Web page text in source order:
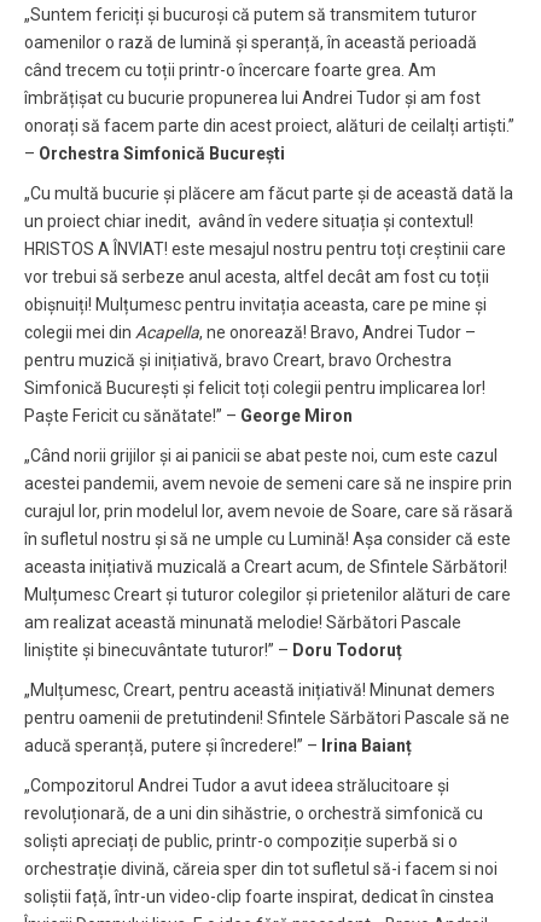
„Suntem fericiți și bucuroși că putem să transmitem tuturor
oamenilor o rază de lumină și speranță, în această perioadă
când trecem cu toții printr-o încercare foarte grea. Am
îmbrățișat cu bucurie propunerea lui Andrei Tudor și am fost
onorați să facem parte din acest proiect, alături de ceilalți artiști.”
– Orchestra Simfonică București
„Cu multă bucurie și plăcere am făcut parte și de această dată la
un proiect chiar inedit, având în vedere situația și contextul!
HRISTOS A ÎNVIAT! este mesajul nostru pentru toți creștinii care
vor trebui să serbeze anul acesta, altfel decât am fost cu toții
obișnuiți! Mulțumesc pentru invitația aceasta, care pe mine și
colegii mei din Acapella, ne onorează! Bravo, Andrei Tudor –
pentru muzică și inițiativă, bravo Creart, bravo Orchestra
Simfonică București și felicit toți colegii pentru implicarea lor!
Paște Fericit cu sănătate!” – George Miron
„Când norii grijilor și ai panicii se abat peste noi, cum este cazul
acestei pandemii, avem nevoie de semeni care să ne inspire prin
curajul lor, prin modelul lor, avem nevoie de Soare, care să răsară
în sufletul nostru și să ne umple cu Lumină! Așa consider că este
aceasta inițiativă muzicală a Creart acum, de Sfintele Sărbători!
Mulțumesc Creart și tuturor colegilor și prietenilor alături de care
am realizat această minunată melodie! Sărbători Pascale
liniștite și binecuvântate tuturor!” – Doru Todoruț
„Mulțumesc, Creart, pentru această inițiativă! Minunat demers
pentru oamenii de pretutindeni! Sfintele Sărbători Pascale să ne
aducă speranță, putere și încredere!” – Irina Baianț
„Compozitorul Andrei Tudor a avut ideea strălucitoare și
revoluționară, de a uni din sihăstrie, o orchestră simfonică cu
soliști apreciați de public, printr-o compoziție superbă si o
orchestrație divină, căreia sper din tot sufletul să-i facem si noi
soliștii față, într-un video-clip foarte inspirat, dedicat în cinstea